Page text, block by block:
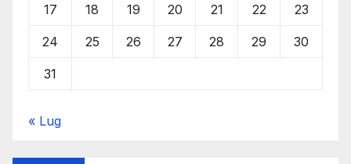
17 18 19 20 21 22 23
24 25 26 27 28 29 30
31
« Lug